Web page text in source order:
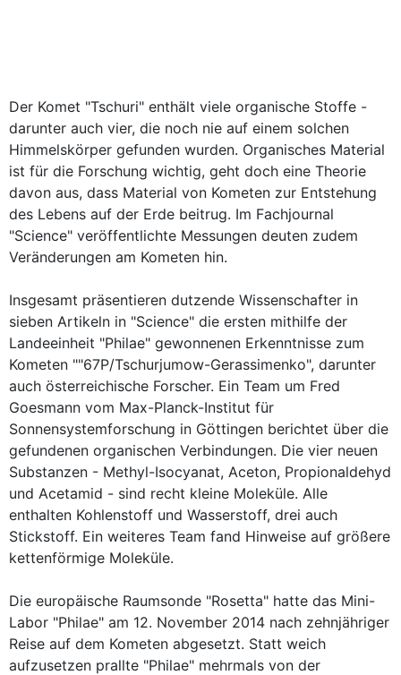
Der Komet "Tschuri" enthält viele organische Stoffe -
darunter auch vier, die noch nie auf einem solchen
Himmelskörper gefunden wurden. Organisches Material
ist für die Forschung wichtig, geht doch eine Theorie
davon aus, dass Material von Kometen zur Entstehung
des Lebens auf der Erde beitrug. Im Fachjournal
"Science" veröffentlichte Messungen deuten zudem
Veränderungen am Kometen hin.
Insgesamt präsentieren dutzende Wissenschafter in
sieben Artikeln in "Science" die ersten mithilfe der
Landeeinheit "Philae" gewonnenen Erkenntnisse zum
Kometen ""67P/Tschurjumow-Gerassimenko", darunter
auch österreichische Forscher. Ein Team um Fred
Goesmann vom Max-Planck-Institut für
Sonnensystemforschung in Göttingen berichtet über die
gefundenen organischen Verbindungen. Die vier neuen
Substanzen - Methyl-Isocyanat, Aceton, Propionaldehyd
und Acetamid - sind recht kleine Moleküle. Alle
enthalten Kohlenstoff und Wasserstoff, drei auch
Stickstoff. Ein weiteres Team fand Hinweise auf größere
kettenförmige Moleküle.
Die europäische Raumsonde "Rosetta" hatte das Mini-
Labor "Philae" am 12. November 2014 nach zehnjähriger
Reise auf dem Kometen abgesetzt. Statt weich
aufzusetzen prallte "Philae" mehrmals von der